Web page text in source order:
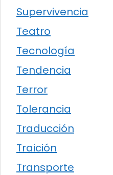
Supervivencia
Teatro
Tecnología
Tendencia
Terror
Tolerancia
Traducción
Traición
Transporte